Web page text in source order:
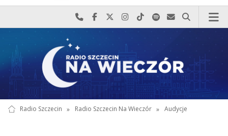
Najlepiej po prostu do nas zadzwoń
Odwiedź nas na Facebook-u
Odwiedź nas na X
Odwiedź nas na Instagram-ie
Odwiedź nas na TikTok-u
Szukaj nas na Spotify
Wyślij do nas
Szukaj
Radio Szczecin » Radio Szczecin Na Wieczór » Audycje